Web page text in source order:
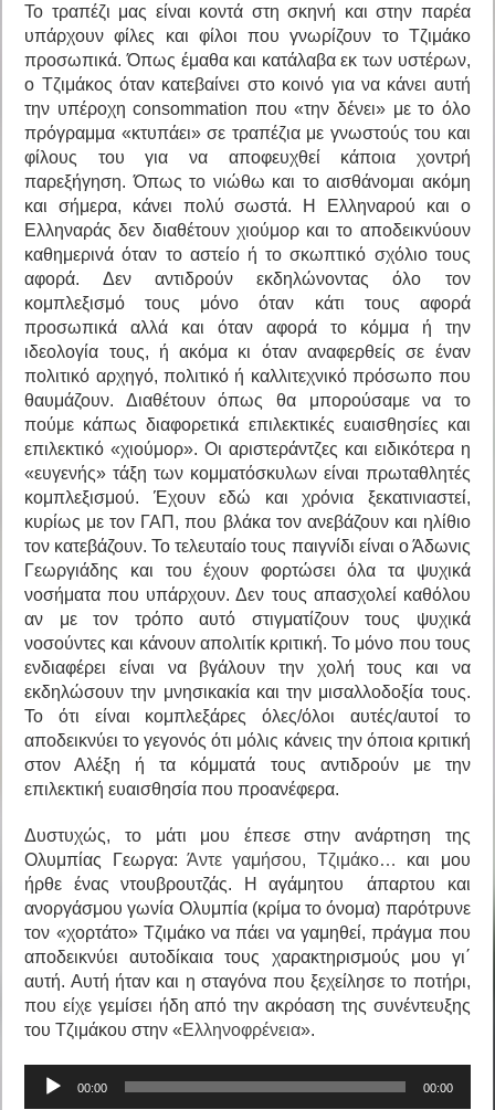
Το τραπέζι μας είναι κοντά στη σκηνή και στην παρέα
υπάρχουν φίλες και φίλοι που γνωρίζουν το Τζιμάκο
προσωπικά. Όπως έμαθα και κατάλαβα εκ των υστέρων,
ο Τζιμάκος όταν κατεβαίνει στο κοινό για να κάνει αυτή
την υπέροχη consommation που «την δένει» με το όλο
πρόγραμμα «κτυπάει» σε τραπέζια με γνωστούς του και
φίλους του για να αποφευχθεί κάποια χοντρή
παρεξήγηση. Όπως το νιώθω και το αισθάνομαι ακόμη
και σήμερα, κάνει πολύ σωστά. Η Ελληναρού και ο
Ελληναράς δεν διαθέτουν χιούμορ και το αποδεικνύουν
καθημερινά όταν το αστείο ή το σκωπτικό σχόλιο τους
αφορά. Δεν αντιδρούν εκδηλώνοντας όλο τον
κομπλεξισμό τους μόνο όταν κάτι τους αφορά
προσωπικά αλλά και όταν αφορά το κόμμα ή την
ιδεολογία τους, ή ακόμα κι όταν αναφερθείς σε έναν
πολιτικό αρχηγό, πολιτικό ή καλλιτεχνικό πρόσωπο που
θαυμάζουν. Διαθέτουν όπως θα μπορούσαμε να το
πούμε κάπως διαφορετικά επιλεκτικές ευαισθησίες και
επιλεκτικό «χιούμορ». Οι αριστεράντζες και ειδικότερα η
«ευγενής» τάξη των κομματόσκυλων είναι πρωταθλητές
κομπλεξισμού. Έχουν εδώ και χρόνια ξεκατινιαστεί,
κυρίως με τον ΓΑΠ, που βλάκα τον ανεβάζουν και ηλίθιο
τον κατεβάζουν. Το τελευταίο τους παιγνίδι είναι ο Άδωνις
Γεωργιάδης και του έχουν φορτώσει όλα τα ψυχικά
νοσήματα που υπάρχουν. Δεν τους απασχολεί καθόλου
αν με τον τρόπο αυτό στιγματίζουν τους ψυχικά
νοσούντες και κάνουν απολιτίκ κριτική. Το μόνο που τους
ενδιαφέρει είναι να βγάλουν την χολή τους και να
εκδηλώσουν την μνησικακία και την μισαλλοδοξία τους.
Το ότι είναι κομπλεξάρες όλες/όλοι αυτές/αυτοί το
αποδεικνύει το γεγονός ότι μόλις κάνεις την όποια κριτική
στον Αλέξη ή τα κόμματά τους αντιδρούν με την
επιλεκτική ευαισθησία που προανέφερα.
Δυστυχώς, το μάτι μου έπεσε στην ανάρτηση της
Ολυμπίας Γεωργα:Άντε γαμήσου, Τζιμάκο…
και μου
ήρθε ένας ντουβρουτζάς. Η αγάμητου άπαρτου και
ανοργάσμου γωνία Ολυμπία (κρίμα το όνομα) παρότρυνε
τον «χορτάτο» Τζιμάκο να πάει να γαμηθεί, πράγμα που
αποδεικνύει αυτοδίκαια τους χαρακτηρισμούς μου γι΄
αυτή. Αυτή ήταν και η σταγόνα που ξεχείλησε το ποτήρι,
που είχε γεμίσει ήδη από την ακρόαση της συνέντευξης
του Τζιμάκου στην «Ελληνοφρένεια».
Πρόγραμμα
Αναπαραγωγής
00:00 00:00